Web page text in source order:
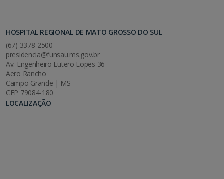
HOSPITAL REGIONAL DE MATO GROSSO DO SUL
(67) 3378-2500
presidencia@funsau.ms.gov.br
Av. Engenheiro Lutero Lopes 36
Aero Rancho
Campo Grande | MS
CEP 79084-180
LOCALIZAÇÃO